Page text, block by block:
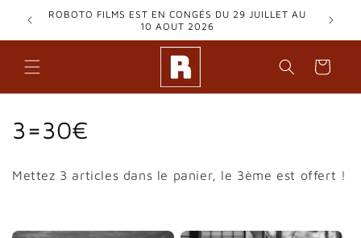
Skip to
content
ROBOTO FILMS EST EN CONGÉS DU 29 JUILLET AU
10 AOUT 2026
Cart
C
l
3=30€
Mettez 3 articles dans le panier, le 3ème est offert !